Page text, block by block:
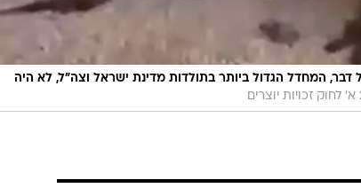
דבר, המחדל הגדול ביותר בתולדות מדינת ישראל וצה"ל, לא היה